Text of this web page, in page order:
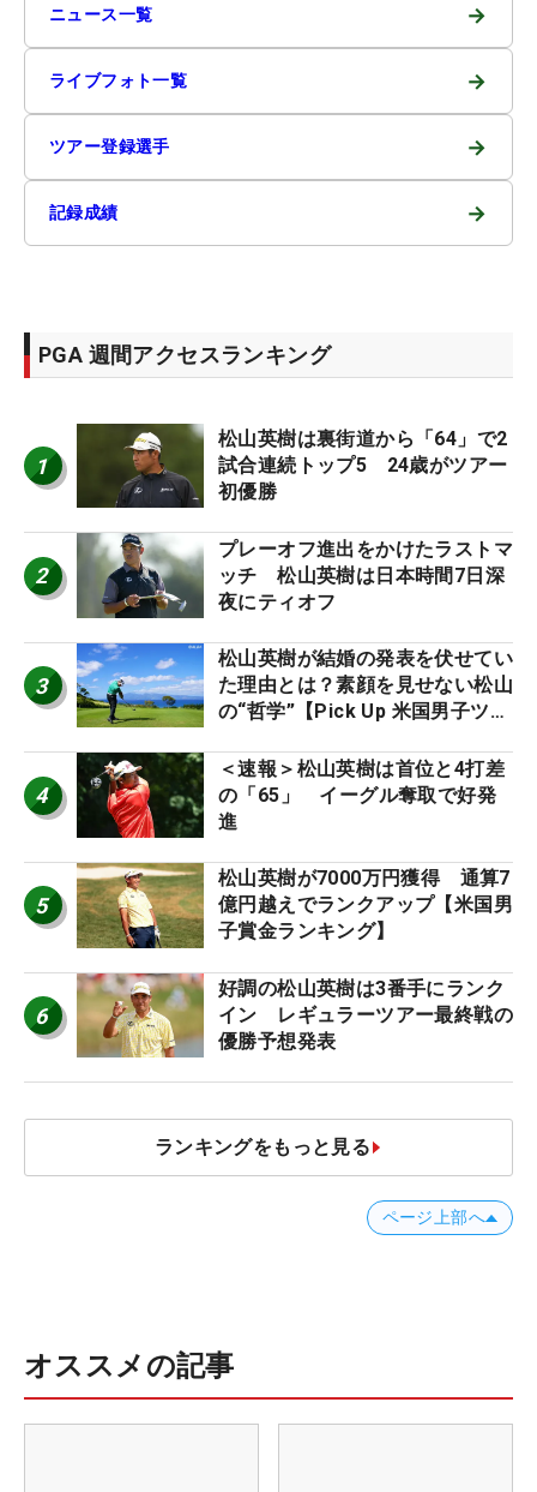
ニュース一覧 →
ライブフォト一覧 →
ツアー登録選手 →
記録成績 →
PGA 週間アクセスランキング
1
松山英樹は裏街道から「64」で2
試合連続トップ5 24歳がツアー
初優勝
2
プレーオフ進出をかけたラストマ
ッチ 松山英樹は日本時間7日深
夜にティオフ
3
松山英樹が結婚の発表を伏せてい
た理由とは？素顔を見せない松山
の“哲学”【Pick Up 米国男子ツア
4
＜速報＞松山英樹は首位と4打差
の「65」 イーグル奪取で好発
進
5
松山英樹が7000万円獲得 通算7
億円越えでランクアップ【米国男
子賞金ランキング】
6
好調の松山英樹は3番手にランク
イン レギュラーツアー最終戦の
優勝予想発表
ランキングをもっと見る
ページ上部へ
オススメの記事